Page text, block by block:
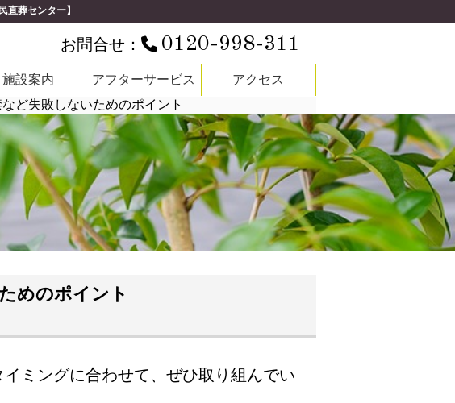
直葬センター】
お問合せ： 0120-998-311
施設案内 アフターサービス
アクセス
ど失敗しないためのポイント
めのポイント
ミングに合わせて、ぜひ取り組んでい